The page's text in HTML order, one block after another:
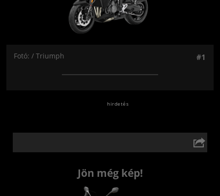
Fotó: / Triumph #1
Jön még kép!